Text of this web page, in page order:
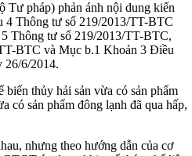
Tư pháp) phản ánh nội dung kiến
4 Thông tư số 219/2013/TT-BTC
Thông tư số 219/2013/TT-BTC,
BTC và Mục b.1 Khoản 3 Điều
26/6/2014.
biến thủy hải sản vừa có sản phẩm
có sản phẩm đông lạnh đã qua hấp,
nhưng theo hướng dẫn của cơ